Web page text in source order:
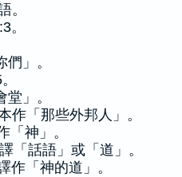
。
。
」。
」。
「那些外邦人」。
神」。
話語」或「道」。
「神的道」。